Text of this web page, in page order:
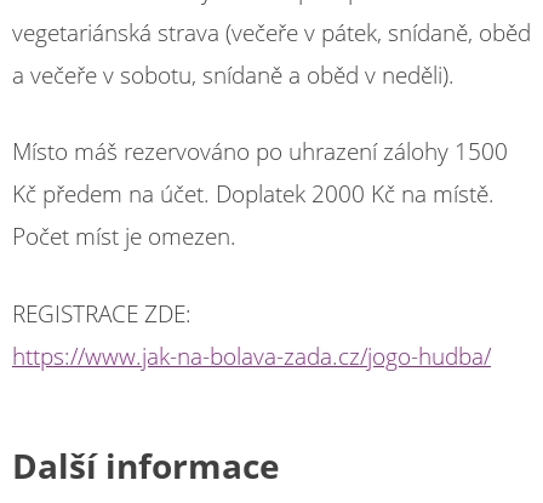
vegetariánská strava (večeře v pátek, snídaně, oběd
a večeře v sobotu, snídaně a oběd v neděli).
Místo máš rezervováno po uhrazení zálohy 1500
Kč předem na účet. Doplatek 2000 Kč na místě.
Počet míst je omezen.
REGISTRACE ZDE:
https://www.jak-na-bolava-zada.cz/jogo-hudba/
Další informace